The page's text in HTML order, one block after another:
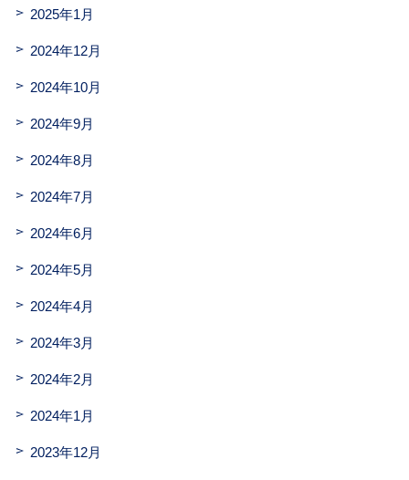
2025年1月
2024年12月
2024年10月
2024年9月
2024年8月
2024年7月
2024年6月
2024年5月
2024年4月
2024年3月
2024年2月
2024年1月
2023年12月